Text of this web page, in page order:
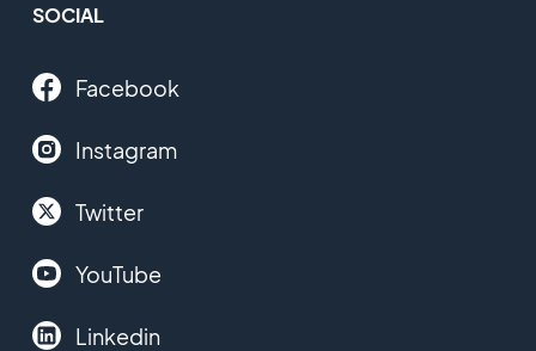
SOCIAL
Facebook
Instagram
Twitter
YouTube
Linkedin